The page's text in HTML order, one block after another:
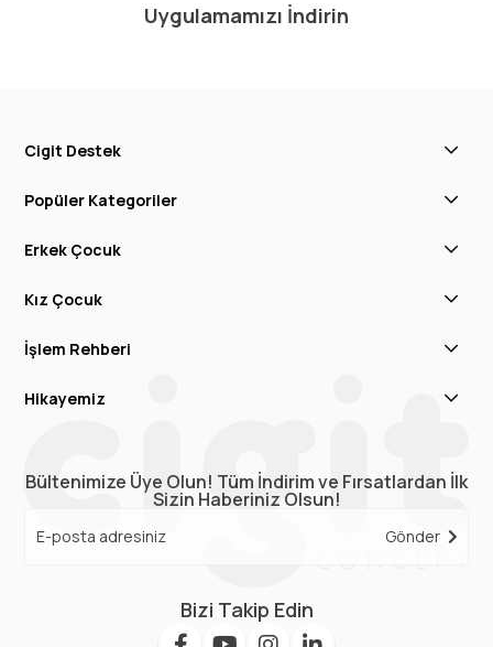
Uygulamamızı İndirin
Cigit Destek
Popüler Kategoriler
Erkek Çocuk
Kız Çocuk
İşlem Rehberi
Hikayemiz
Bültenimize Üye Olun! Tüm İndirim ve Fırsatlardan İlk
Sizin Haberiniz Olsun!
Gönder
Bizi Takip Edin